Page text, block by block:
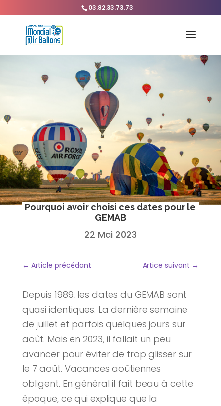
03.82.33.73.73
Pourquoi avoir choisi ces dates pour le
GEMAB
22 Mai 2023
← Article précédant Artice suivant →
Depuis 1989, les dates du GEMAB sont
quasi identiques. La dernière semaine
de juillet et parfois quelques jours sur
août. Mais en 2023, il fallait un peu
avancer pour éviter de trop glisser sur
le 7 août. Vacances aoûtiennes
obligent. En général il fait beau à cette
époque, ce qui explique que la